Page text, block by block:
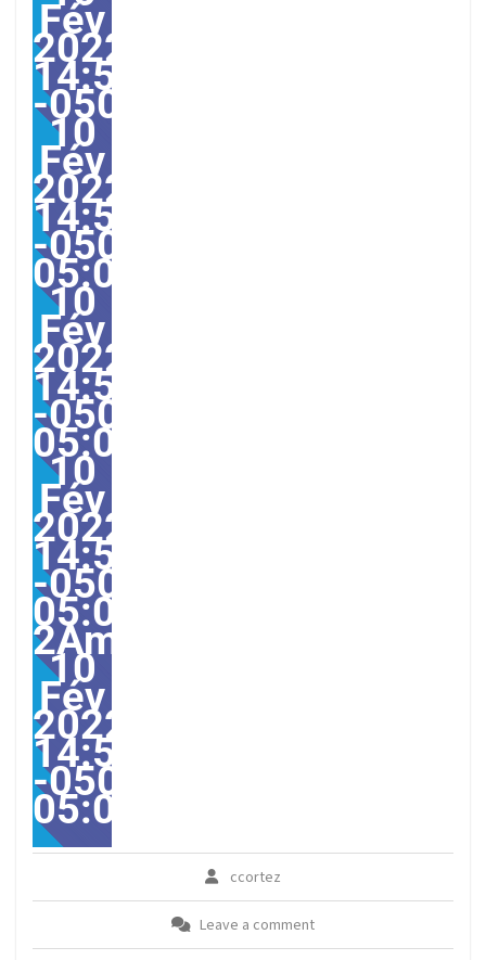
Fév
2022
14:58:00
-
10
Fév
2022
14:58:00
-0500-
05:00America/
10
Fév
2022
14:58:00
-0500-
05:000028#/28jeu,
10
Fév
2022
14:58:00
-0500-
05:00-
2America/
10
Fév
2022
14:58:00
-0500-
05:00America/
ccortez
Leave a comment